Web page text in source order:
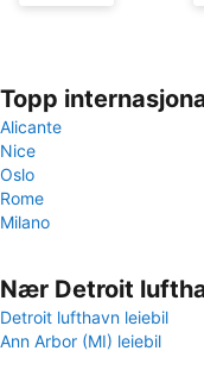
Topp
Alicante
Nice
Oslo
Rome
Milano
Nær Detroit
Detroit lufthavn leiebil
Ann Arbor (MI) leiebil